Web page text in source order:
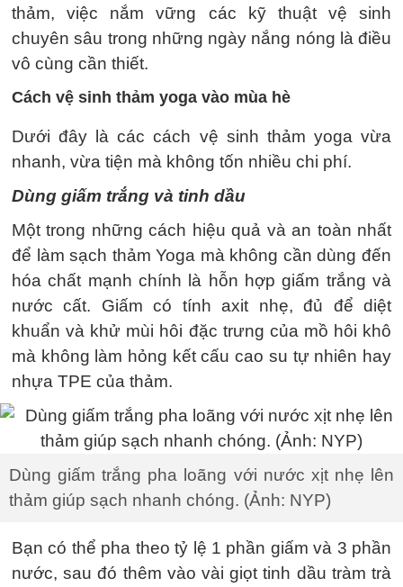
thảm, việc nắm vững các kỹ thuật vệ sinh
chuyên sâu trong những ngày nắng nóng là điều
vô cùng cần thiết.
Cách vệ sinh thảm yoga vào mùa hè
Dưới đây là các cách vệ sinh thảm yoga vừa
nhanh, vừa tiện mà không tốn nhiều chi phí.
Dùng giấm trắng và tinh dầu
Một trong những cách hiệu quả và an toàn nhất
để làm sạch thảm Yoga mà không cần dùng đến
hóa chất mạnh chính là hỗn hợp giấm trắng và
nước cất. Giấm có tính axit nhẹ, đủ để diệt
khuẩn và khử mùi hôi đặc trưng của mồ hôi khô
mà không làm hỏng kết cấu cao su tự nhiên hay
nhựa TPE của thảm.
Dùng giấm trắng pha loãng với nước xịt nhẹ lên
thảm giúp sạch nhanh chóng. (Ảnh: NYP)
Bạn có thể pha theo tỷ lệ 1 phần giấm và 3 phần
nước, sau đó thêm vào vài giọt tinh dầu tràm trà